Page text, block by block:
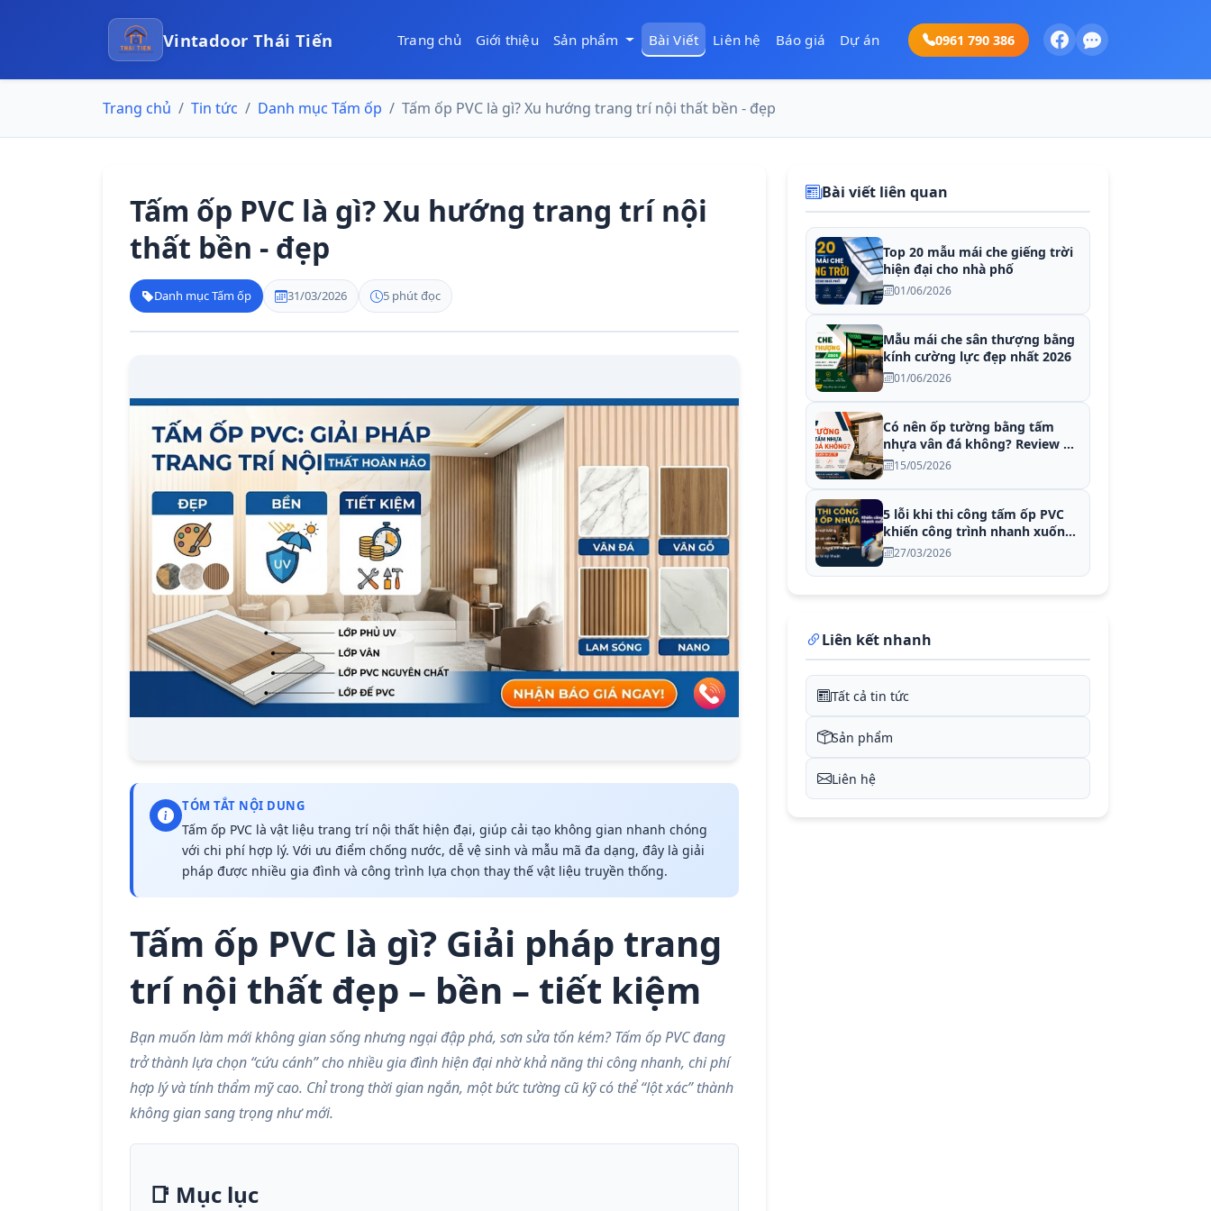
Vintadoor Thái Tiến Trang chủ Giới thiệu Sản phẩm Bài Viết Liên hệ Báo giá Dự án 0961 790 386
Trang chủ Tin tức Danh mục Tấm ốp Tấm ốp PVC là gì? Xu hướng trang trí nội thất bền - đẹp
Tấm ốp PVC là gì? Xu hướng trang trí nội
thất bền - đẹp
Danh mục Tấm ốp 31/03/2026 5 phút đọc
TÓM TẮT NỘI DUNG
Tấm ốp PVC là vật liệu trang trí nội thất hiện đại, giúp cải tạo không gian nhanh chóng
với chi phí hợp lý. Với ưu điểm chống nước, dễ vệ sinh và mẫu mã đa dạng, đây là giải
pháp được nhiều gia đình và công trình lựa chọn thay thế vật liệu truyền thống.
Tấm ốp PVC là gì? Giải pháp trang
trí nội thất đẹp – bền – tiết kiệm
Bạn muốn làm mới không gian sống nhưng ngại đập phá, sơn sửa tốn kém? Tấm ốp PVC đang
trở thành lựa chọn “cứu cánh” cho nhiều gia đình hiện đại nhờ khả năng thi công nhanh, chi phí
hợp lý và tính thẩm mỹ cao. Chỉ trong thời gian ngắn, một bức tường cũ kỹ có thể “lột xác” thành
không gian sang trọng như mới.
📑 Mục lục
Bài viết liên quan
Top 20 mẫu mái che giếng trời
hiện đại cho nhà phố
01/06/2026
Mẫu mái che sân thượng bằng
kính cường lực đẹp nhất 2026
01/06/2026
Có nên ốp tường bằng tấm
nhựa vân đá không? Review độ
bền thực tế
15/05/2026
5 lỗi khi thi công tấm ốp PVC
khiến công trình nhanh xuống
cấp (90% người dùng mắc
27/03/2026
Liên kết nhanh
Tất cả tin tức
Sản phẩm
Liên hệ